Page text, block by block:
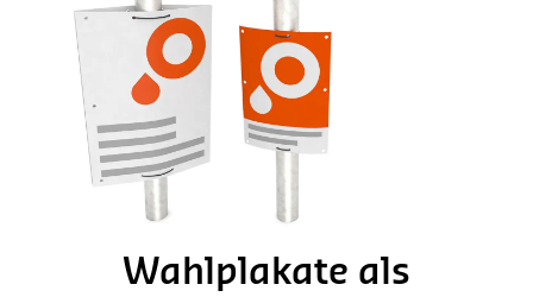
Wahlplakate als